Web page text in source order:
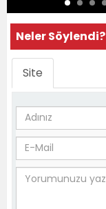
Neler Söylendi?
Site